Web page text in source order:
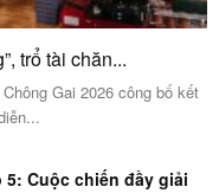
trổ tài chăn...
Gai 2026 công bố kết
5: Cuộc chiến đầy giải